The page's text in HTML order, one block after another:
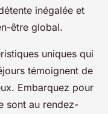
inégalée et
être global.
uniques qui
témoignent de
Embarquez pour
sont au rendez-